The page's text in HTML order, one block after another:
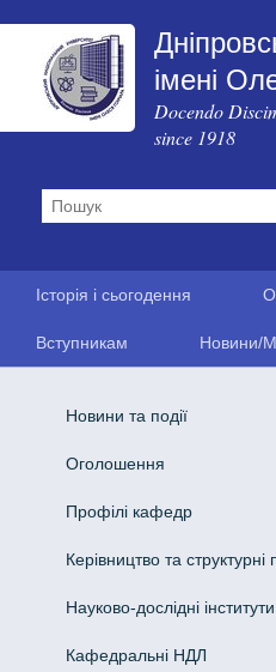
імені
Docendo
since 1918
Історія і сьогодення
Вступникам Новини/
Новини та події
Оголошення
Профілі кафедр
Керівництво та структурні
Науково-дослідні інститути
Кафедральні НДЛ